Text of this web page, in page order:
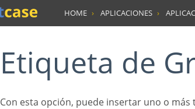
HOME APLICACIONES
Etiqueta de
Con esta opción, puede insertar uno o más títulos para las columnas en las aplicaciones, lo que